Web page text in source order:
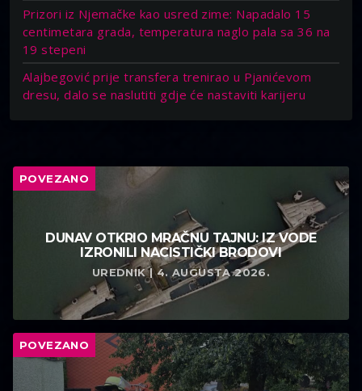
Prizori iz Njemačke kao usred zime: Napadalo 15
centimetara grada, temperatura naglo pala sa 36 na
19 stepeni
Alajbegović prije transfera trenirao u Pjanićevom
dresu, dalo se naslutiti gdje će nastaviti karijeru
POVEZANO
DUNAV OTKRIO MRAČNU TAJNU: IZ VODE
IZRONILI NACISTIČKI BRODOVI
UREDNIK | 4. AUGUSTA 2026.
POVEZANO